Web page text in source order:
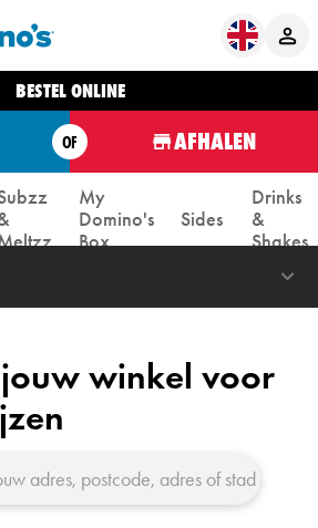
BESTEL ONLINE
OF AFHALEN
My
Domino's
Box
Sides
Drinks
&
Shakes
winkel voor